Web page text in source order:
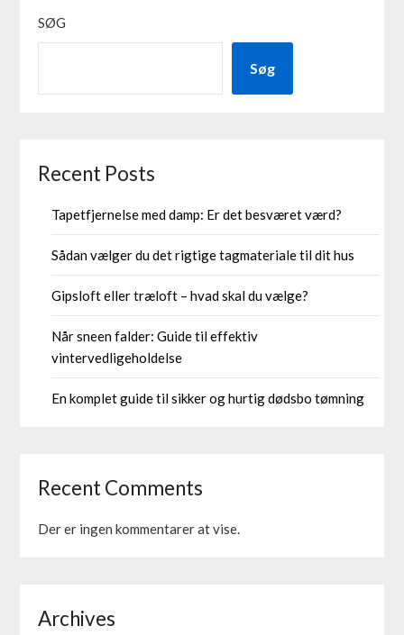
SØG
Søg
Recent Posts
Tapetfjernelse med damp: Er det besværet værd?
Sådan vælger du det rigtige tagmateriale til dit hus
Gipsloft eller træloft – hvad skal du vælge?
Når sneen falder: Guide til effektiv
vintervedligeholdelse
En komplet guide til sikker og hurtig dødsbo tømning
Recent Comments
Der er ingen kommentarer at vise.
Archives